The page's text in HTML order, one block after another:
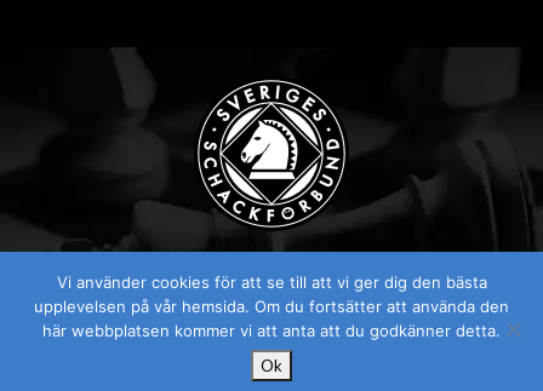
Vi använder cookies för att se till att vi ger dig den bästa
upplevelsen på vår hemsida. Om du fortsätter att använda den
här webbplatsen kommer vi att anta att du godkänner detta.
Ok